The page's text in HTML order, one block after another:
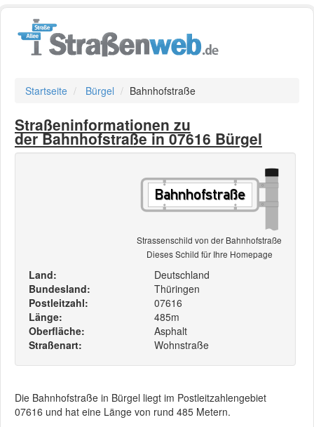
Startseite Bürgel Bahnhofstraße
Straßeninformationen zu
der Bahnhofstraße in 07616 Bürgel
Strassenschild von der Bahnhofstraße
Dieses Schild für Ihre Homepage
Land:
Deutschland
Bundesland:
Thüringen
Postleitzahl:
07616
Länge:
485m
Oberfläche:
Asphalt
Straßenart:
Wohnstraße
Die Bahnhofstraße in Bürgel liegt im Postleitzahlengebiet
07616 und hat eine Länge von rund 485 Metern.